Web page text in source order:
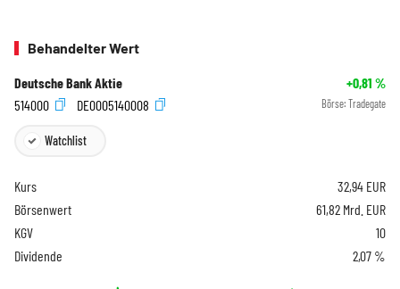
Behandelter Wert
Deutsche Bank Aktie +0,81 %
514000
DE0005140008 Börse: Tradegate
Watchlist
Kurs 32,94 EUR
Börsenwert
61,82 Mrd. EUR
KGV
10
Dividende
2,07 %